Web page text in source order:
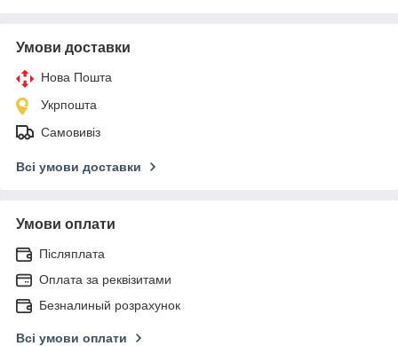
Умови доставки
Нова Пошта
Укрпошта
Самовивіз
Всі умови доставки
Умови оплати
Післяплата
Оплата за реквізитами
Безналиный розрахунок
Всі умови оплати